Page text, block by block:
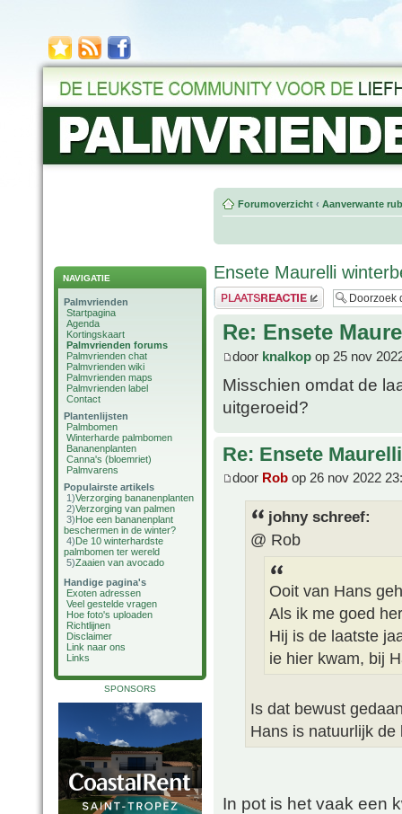
NAVIGATIE
Palmvrienden
Startpagina
Agenda
Kortingskaart
Palmvrienden forums
Palmvrienden chat
Palmvrienden wiki
Palmvrienden maps
Palmvrienden label
Contact
Plantenlijsten
Palmbomen
Winterharde palmbomen
Bananenplanten
Canna's (bloemriet)
Palmvarens
Populairste artikels
1)Verzorging bananenplanten
2)Verzorging van palmen
3)Hoe een bananenplant
beschermen in de winter?
4)De 10 winterhardste
palmbomen ter wereld
5)Zaaien van avocado
Handige pagina's
Exoten adressen
Veel gestelde vragen
Hoe foto's uploaden
Richtlijnen
Disclaimer
Link naar ons
Links
SPONSORS
Forumoverzicht ‹ Aanverwante
Ensete Maurelli
Plaats een reactie
Re: Ensete
door knalkop op 25 nov
Misschien omdat de
uitgeroeid?
Re: Ensete
door Rob op 26 nov 2022
johny schreef:
@ Rob
Ooit van Hans
Als ik me goed
Hij is de laatste
ie hier kwam, bij
Is dat bewust
Hans is natuurlijk
In pot is het vaak een